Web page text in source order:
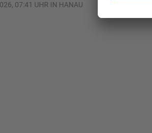
07:41 UHR IN HANAU